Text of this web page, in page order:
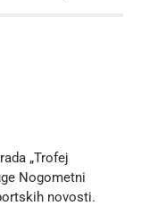
„Trofej
Nogometni
novosti.